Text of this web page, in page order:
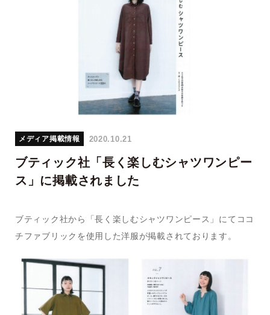
メディア掲載情報 2020.10.21
ブティック社「長く楽しむシャツワンピー
ス」に掲載されました
ブティック社から「長く楽しむシャツワンピース」にてココ
チファブリックを使用した洋服が掲載されております。